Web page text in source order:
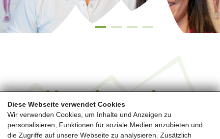
Diese Webseite verwendet Cookies
Wir verwenden Cookies, um Inhalte und Anzeigen zu
personalisieren, Funktionen für soziale Medien anzubieten und
die Zugriffe auf unsere Webseite zu analysieren. Zusätzlich
Hausbesuche